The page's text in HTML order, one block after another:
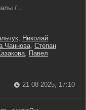
/ ..
, Николай
Чаннова, Степан
, Павел
21-08-2025, 17:10